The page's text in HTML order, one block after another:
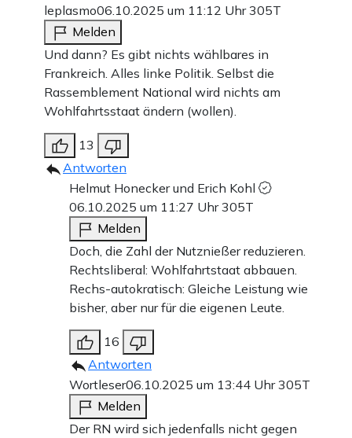
leplasmo06.10.2025 um 11:12 Uhr305T
Melden
Und dann? Es gibt nichts wählbares in
Frankreich. Alles linke Politik. Selbst die
Rassemblement National wird nichts am
Wohlfahrtsstaat ändern (wollen).
13
Antworten
Helmut Honecker und Erich Kohl
06.10.2025 um 11:27 Uhr305T
Melden
Doch, die Zahl der Nutznießer reduzieren.
Rechtsliberal: Wohlfahrtstaat abbauen.
Rechs-autokratisch: Gleiche Leistung wie
bisher, aber nur für die eigenen Leute.
16
Antworten
Wortleser06.10.2025 um 13:44 Uhr305T
Melden
Der RN wird sich jedenfalls nicht gegen